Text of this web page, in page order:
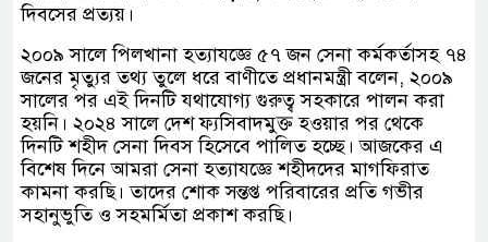
দিবসের প্রত্যয়।
২০০৯ সালে পিলখানা হত্যাযজ্ঞে ৫৭ জন সেনা কর্মকর্তাসহ ৭৪
জনের মৃত্যুর তথ্য তুলে ধরে বাণীতে প্রধানমন্ত্রী বলেন, ২০০৯
সালের পর এই দিনটি যথাযোগ্য গুরুত্ব সহকারে পালন করা
হয়নি। ২০২৪ সালে দেশ ফ্যসিবাদমুক্ত হওয়ার পর থেকে
দিনটি শহীদ সেনা দিবস হিসেবে পালিত হচ্ছে। আজকের এ
বিশেষ দিনে আমরা সেনা হত্যাযজ্ঞে শহীদদের মাগফিরাত
কামনা করছি। তাদের শোক সন্তপ্ত পরিবারের প্রতি গভীর
সহানুভুতি ও সহমর্মিতা প্রকাশ করছি।